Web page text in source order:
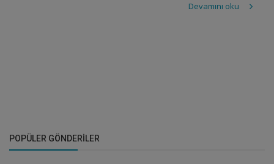
Devamını oku
POPÜLER GÖNDERILER